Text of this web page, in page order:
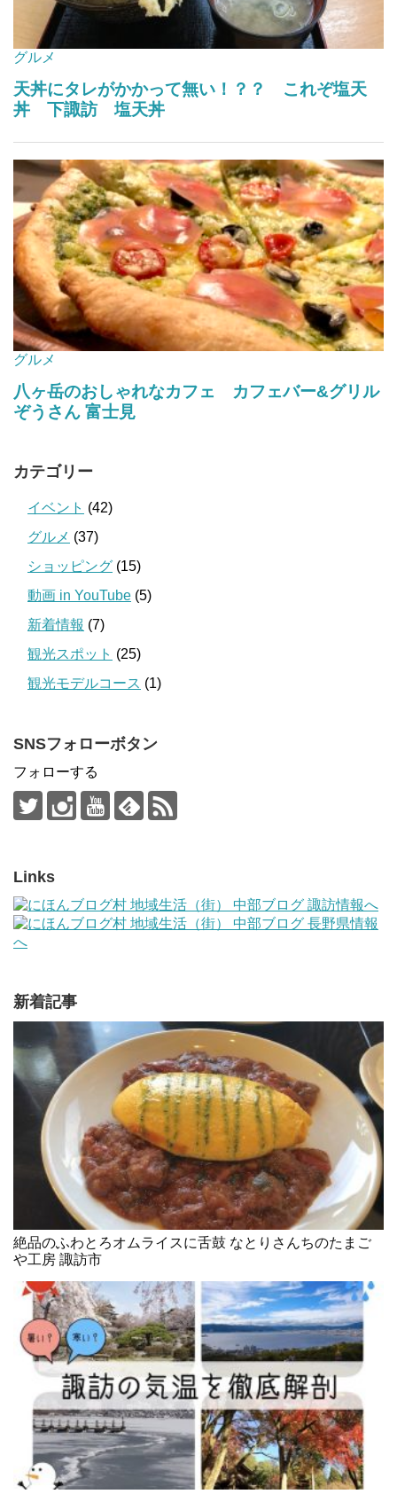
カテゴリー
イベント (42)
グルメ (37)
ショッピング (15)
動画 in YouTube (5)
新着情報 (7)
観光スポット (25)
観光モデルコース (1)
SNSフォローボタン
フォローする
Links
新着記事
絶品のふわとろオムライスに舌鼓 なとりさんちのたまご
や工房 諏訪市